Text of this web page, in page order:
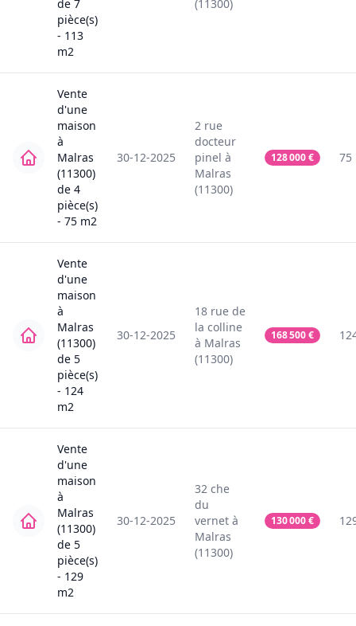
de 7
pièce(s)
- 113
m2
(11300)
Vente
d'une
maison
à
Malras
(11300)
de 4
pièce(s)
- 75 m2
30-12-2025
2 rue
docteur
pinel à
Malras
(11300)
128 000€ 75
Vente
d'une
maison
à
Malras
(11300)
de 5
pièce(s)
- 124
m2
30-12-2025
18 rue de
la colline
à Malras
(11300)
168 500€
Vente
d'une
maison
à
Malras
(11300)
de 5
pièce(s)
- 129
m2
30-12-2025
32 che
du
vernet à
Malras
(11300)
130 000€